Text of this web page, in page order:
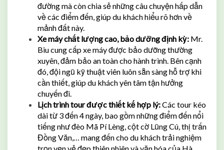
đường mà còn chia sẻ những câu chuyện hấp dẫn
về các điểm đến, giúp du khách hiểu rõ hơn về
mảnh đất này.
Xe máy chất lượng cao, bảo dưỡng định kỳ: Mr.
Biu cung cấp xe máy được bảo dưỡng thường
xuyên, đảm bảo an toàn cho hành trình. Bên cạnh
đó, đội ngũ kỹ thuật viên luôn sẵn sàng hỗ trợ khi
cần thiết, giúp du khách yên tâm tận hưởng
chuyến đi.
Lịch trình tour được thiết kế hợp lý:Các tour kéo
dài từ 3 đến 4 ngày, bao gồm những điểm đến nổi
tiếng như đèo Mã Pí Lèng, cột cờ Lũng Cú, thị trấn
Đồng Văn,… mang đến cho du khách trải nghiệm